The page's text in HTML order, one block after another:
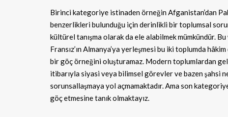
Birinci kategoriye istinaden örneğin Afganistan’dan
benzerlikleri bulunduğu için derinlikli bir toplumsal
kültürel tanışma olarak da ele alabilmek mümkündür.
Fransız’ın Almanya’ya yerleşmesi bu iki toplumda
bir göç örneğini oluşturamaz. Modern toplumlardan
itibarıyla siyasi veya bilimsel görevler ve bazen şahsi
sorunsallaşmaya yol açmamaktadır. Ama son
göç etmesine tanık olmaktayız.